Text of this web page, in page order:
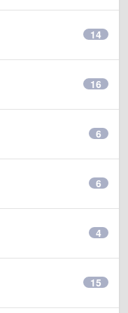
14
16
6
6
4
15